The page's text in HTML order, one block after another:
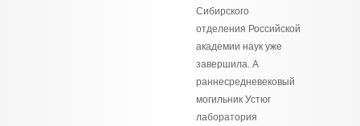
Сибирского
отделения Российской
академии наук уже
завершила. А
раннесредневековый
могильник Устюг
лаборатория